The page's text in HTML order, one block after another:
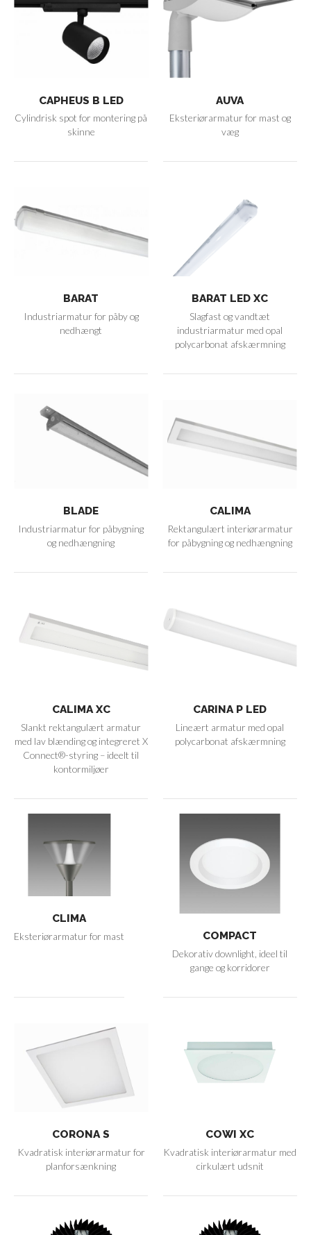
CAPHEUS B LED
Cylindrisk spot for montering på
skinne
AUVA
Eksteriørarmatur for mast og
væg
BARAT
Industriarmatur for påby og
nedhængt
BARAT LED XC
Slagfast og vandtæt
industriarmatur med opal
polycarbonat afskærmning
BLADE
Industriarmatur for påbygning
og nedhængning
CALIMA
Rektangulært interiørarmatur
for påbygning og nedhængning
CALIMA XC
Slankt rektangulært armatur
med lav blænding og integreret X
Connect®-styring – ideelt til
kontormiljøer
CARINA P LED
Lineært armatur med opal
polycarbonat afskærmning
CLIMA
Eksteriørarmatur for mast COMPACT
Dekorativ downlight, ideel til
gange og korridorer
CORONA S
Kvadratisk interiørarmatur for
planforsænkning
COWI XC
Kvadratisk interiørarmatur med
cirkulært udsnit